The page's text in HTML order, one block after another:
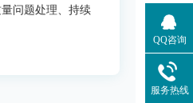
问题处理、持续
QQ咨询
服务热线